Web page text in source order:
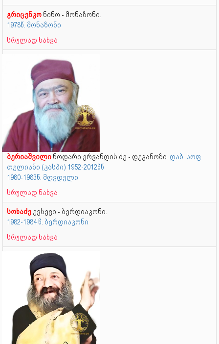
გრიცენკო ნინო - მონაზონი.
1978წ. მონაზონი
სრულად ნახვა
ბერიაშვილი ნოდარი ერვანდის ძე - დეკანოზი. დაბ. სოფ.
თელიანი (კასპი) 1952-2012წწ
1980-1983წ. მღვდელი
სრულად ნახვა
სოხაძე ევსევი - ბერდიაკონი.
1982-1984 წ. ბერდიაკონი
სრულად ნახვა